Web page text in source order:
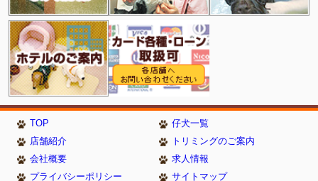
TOP
仔犬一覧
店舗紹介
トリミングのご案内
会社概要
求人情報
プライバシーポリシー
サイトマップ